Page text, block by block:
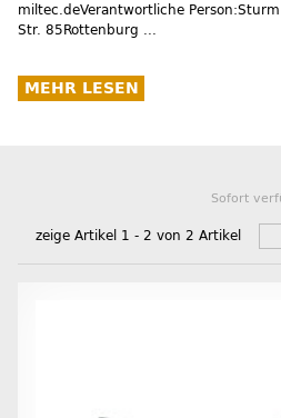
miltec.deVerantwortliche
Str. 85Rottenburg ...
MEHR LESEN
Sofort
zeige Artikel 1 - 2 von 2 Artikel